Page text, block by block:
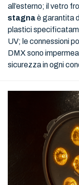
all’esterno; il vetro
stagnaè garantita
plastici
UV; le connessioni
DMX sono
sicurezza in ogni